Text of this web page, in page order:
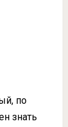
по
знать